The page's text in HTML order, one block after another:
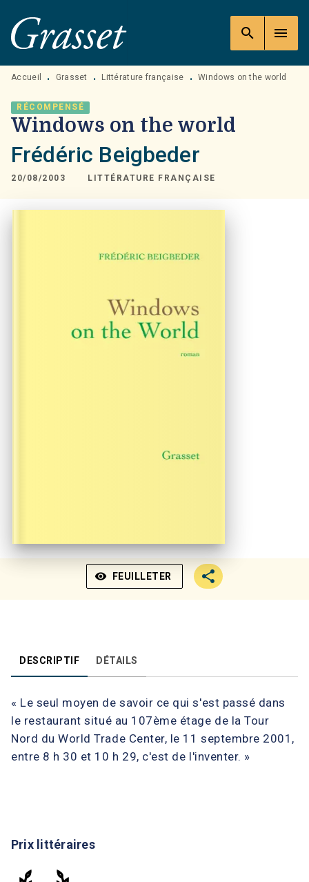
MENU RECHERCHE
PIED DE PAGE
search menu
Accueil • Grasset • Littérature française • Windows on the world
RÉCOMPENSÉ
Windows on the world
Frédéric Beigbeder
20/08/2003 LITTÉRATURE FRANÇAISE
visibility FEUILLETER
DESCRIPTIF DÉTAILS
« Le seul moyen de savoir ce qui s'est passé dans
le restaurant situé au 107ème étage de la Tour
Nord du World Trade Center, le 11 septembre 2001,
entre 8 h 30 et 10 h 29, c'est de l'inventer. »
Prix littéraires